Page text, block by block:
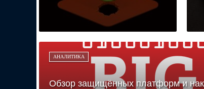
АНАЛИТИКА
Обзор защищённых платформ и